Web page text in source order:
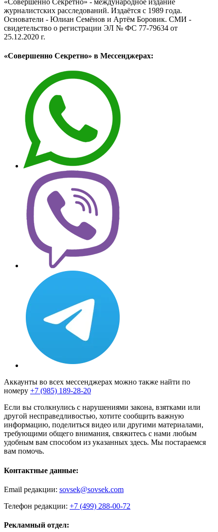
журналистских расследований. Издаётся с 1989 года.
Основатели - Юлиан Семёнов и Артём Боровик. CМИ -
свидетельство о регистрации ЭЛ № ФС 77-79634 от
25.12.2020 г.
«Совершенно Секретно» в Мессенджерах:
Аккаунты во всех мессенджерах можно также найти по
номеру +7 (985) 189-28-20
Если вы столкнулись с нарушениями закона, взятками или
другой несправедливостью, хотите сообщить важную
информацию, поделиться видео или другими материалами,
требующими общего внимания, свяжитесь с нами любым
удобным вам способом из указанных здесь. Мы постараемся
вам помочь.
Контактные данные:
Email редакции: sovsek@sovsek.com
Телефон редакции: +7 (499) 288-00-72
Рекламный отдел: